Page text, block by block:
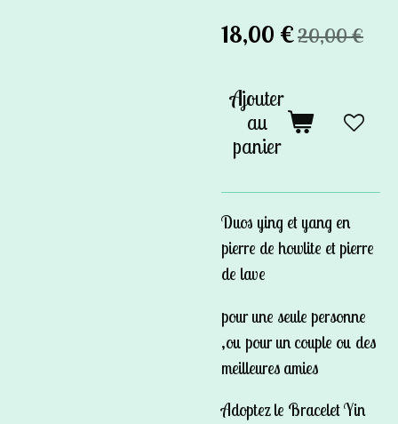
18,00 €20,00 €
Ajouter
au
panier
Duos ying et yang en
pierre de howlite et pierre
de lave
pour une seule personne
,ou pour un couple ou des
meilleures amies
Adoptez le Bracelet Yin